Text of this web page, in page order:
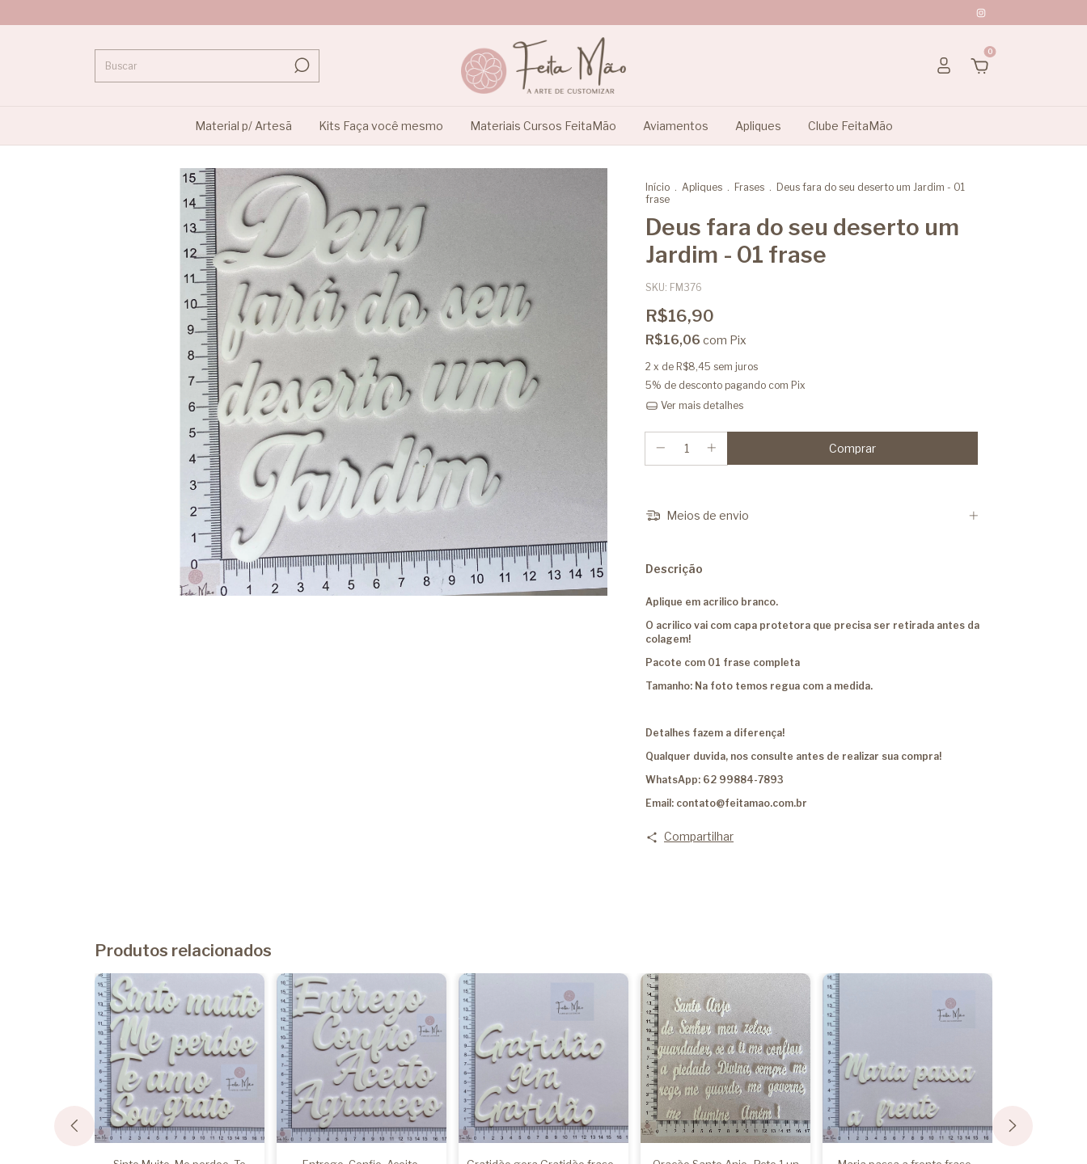
0
Material p/ Artesã Kits Faça você mesmo Materiais Cursos FeitaMão Aviamentos Apliques Clube FeitaMão
Início . Apliques . Frases . Deus fara do seu deserto um Jardim - 01
frase
Deus fara do seu deserto um
Jardim - 01 frase
SKU: FM376
R$16,90
R$16,06 com Pix
2 x de R$8,45 sem juros
5% de desconto pagando com Pix
Ver mais detalhes
Meios de envio
Descrição
Aplique em acrilico branco.
O acrilico vai com capa protetora que precisa ser retirada antes da
colagem!
Pacote com 01 frase completa
Tamanho: Na foto temos regua com a medida.
Detalhes fazem a diferença!
Qualquer duvida, nos consulte antes de realizar sua compra!
WhatsApp: 62 99884-7893
Email: contato@feitamao.com.br
Compartilhar
Produtos relacionados